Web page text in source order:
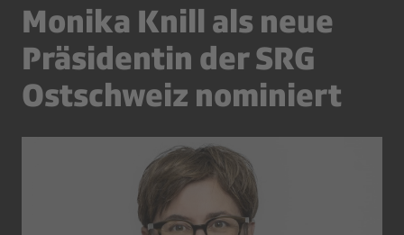
Monika Knill als neue
Präsidentin der SRG
Ostschweiz nominiert